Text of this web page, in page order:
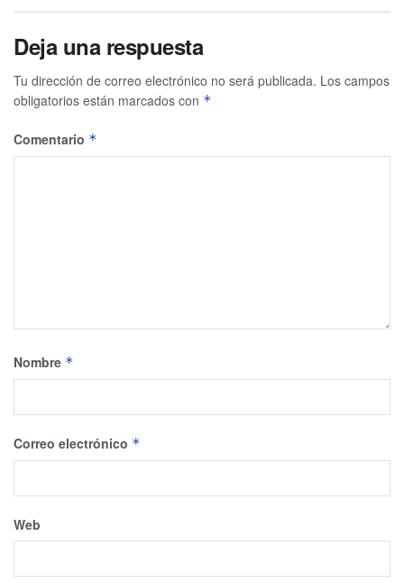
Deja una respuesta
Tu dirección de correo electrónico no será publicada. Los campos
obligatorios están marcados con *
Comentario *
Nombre *
Correo electrónico *
Web